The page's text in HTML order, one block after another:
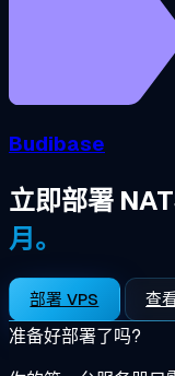
Budibase
立即部署
月。
部署 VPS 查
准备好部署了吗?